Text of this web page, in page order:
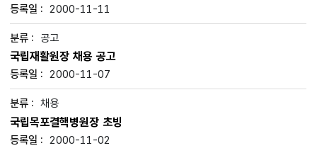
2000-11-11
공고
국립재활원장 채용 공고
2000-11-07
채용
국립목포결핵병원장 초빙
2000-11-02